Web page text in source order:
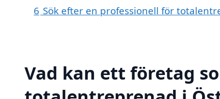
6 Sök efter en professionell för
Vad kan ett företag